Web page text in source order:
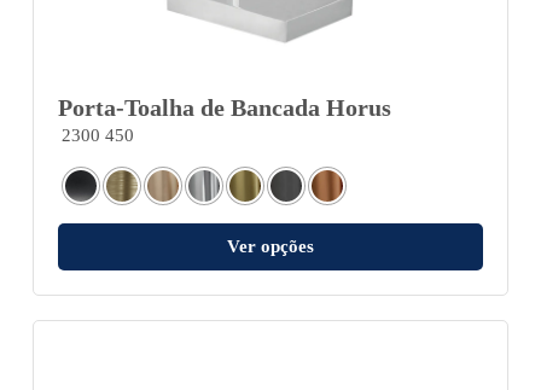
Porta-Toalha de Bancada Horus
2300 450
Ver opções